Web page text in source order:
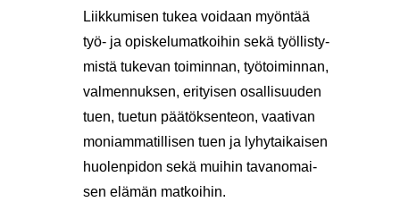
Liik­ku­mi­sen tukea voi­daan myön­tää
työ- ja opis­ke­lu­mat­koi­hin sekä työl­lis­ty­
mis­tä tu­ke­van toi­min­nan, työ­toi­min­nan,
val­men­nuk­sen, eri­tyi­sen osal­li­suu­den
tuen, tue­tun pää­tök­sen­teon, vaa­ti­van
mo­niam­ma­til­li­sen tuen ja ly­hy­tai­kai­sen
huo­len­pi­don sekä mui­hin ta­van­omai­
sen elä­män mat­koi­hin.